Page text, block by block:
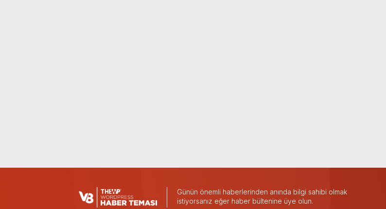
Günün önemli haberlerinden anında bilgi sahibi olmak
istiyorsanız eğer haber bültenine üye olun.